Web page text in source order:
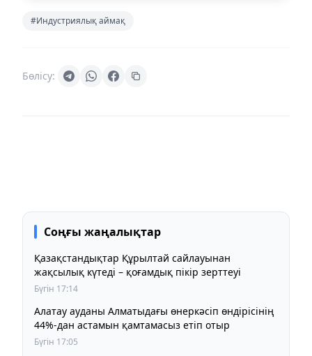
#Индустриялық аймақ
Бөлісу:
Соңғы жаңалықтар
Қазақстандықтар Құрылтай сайлауынан
жақсылық күтеді – қоғамдық пікір зерттеуі
Бүгін 17:14
Алатау ауданы Алматыдағы өнеркәсіп өндірісінің
44%-дан астамын қамтамасыз етіп отыр
Бүгін 17:05